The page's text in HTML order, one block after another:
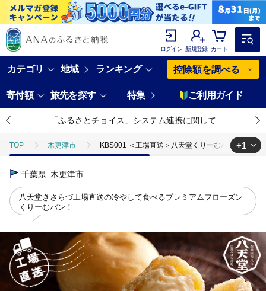
ログイン 新規登録 カート
カテゴリ 地域 ランキング 控除額を調べる
寄付額 旅先を探す 特集 ご利用ガイド
「ふるさとチョイス」システム連携に関して
TOP 木更津市
KBS001 ＜工場直送＞八天堂くりーむパンカスタ
+1
八天堂きさらづ工場直送の冷やして食べるプレミアムフローズン
くりーむパン！
千葉県 木更津市